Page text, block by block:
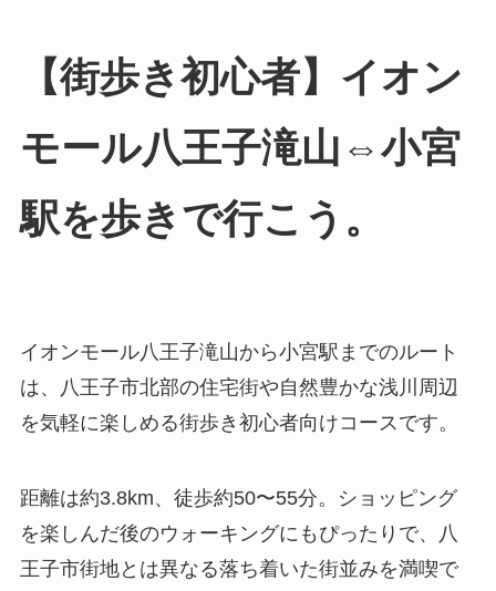
【街歩き初心者】イオン
モール八王子滝山⇔小宮
駅を歩きで行こう。
イオンモール八王子滝山から小宮駅までのルート
は、八王子市北部の住宅街や自然豊かな浅川周辺
を気軽に楽しめる街歩き初心者向けコースです。
距離は約3.8km、徒歩約50〜55分。ショッピング
を楽しんだ後のウォーキングにもぴったりで、八
王子市街地とは異なる落ち着いた街並みを満喫で